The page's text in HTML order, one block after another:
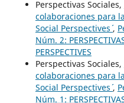
Perspectivas Sociales,
colaboraciones para
Social Perspectives´,
Núm. 2:
PERSPECTIVES
Perspectivas Sociales,
colaboraciones para
Social Perspectives´,
Núm. 1: